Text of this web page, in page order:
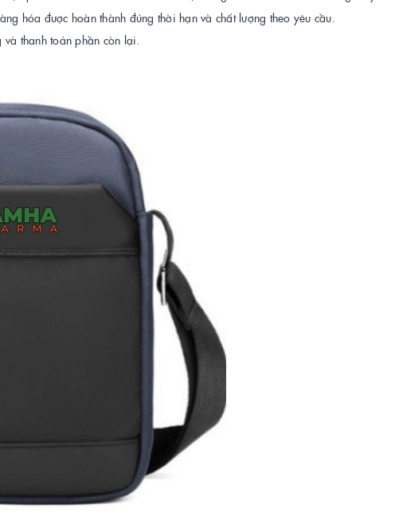
hóa được hoàn thành đúng thời hạn và chất lượng theo yêu cầu.
thanh toán phần còn lại.